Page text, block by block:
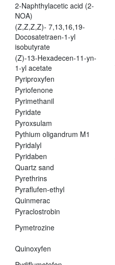
2-Naphthylacetic acid (2-
NOA)
(Z,Z,Z,Z)- 7,13,16,19-
Docosatetraen-1-yl
isobutyrate
(Z)-13-Hexadecen-11-yn-
1-yl acetate
Pyriproxyfen
Pyriofenone
Pyrimethanil
Pyridate
Pyroxsulam
Pythium oligandrum M1
Pyridalyl
Pyridaben
Quartz sand
Pyrethrins
Pyraflufen-ethyl
Quinmerac
Pyraclostrobin
Pymetrozine
Quinoxyfen